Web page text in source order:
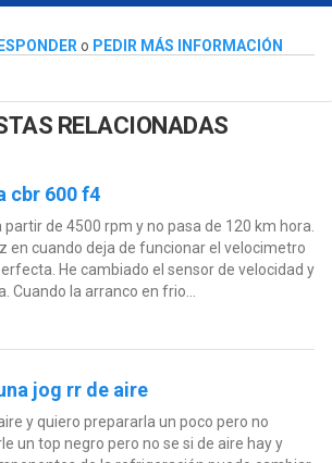
o PEDIR MÁS INFORMACIÓN
RELACIONADAS
cbr 600 f4
partir de 4500 rpm y no pasa de 120 km hora.
en cuando deja de funcionar el velocimetro
He cambiado el sensor de velocidad y
Cuando la arranco en frio...
jog rr de aire
y quiero prepararla un poco pero no
un top negro pero no se si de aire hay y